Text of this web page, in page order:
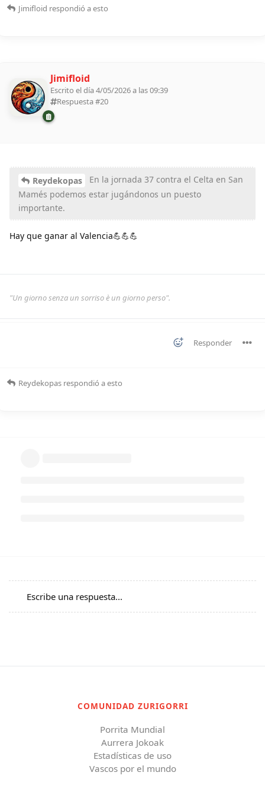
Jimifloid respondió a esto
Jimifloid
Escrito el día 4/05/2026 a las 09:39
Respuesta #20
Reydekopas
En la jornada 37 contra el Celta en San
Mamés podemos estar jugándonos un puesto
importante.
Hay que ganar al Valencia💪💪💪
"Un giorno senza un sorriso è un giorno perso".
Responder
Reydekopas respondió a esto
Escribe una respuesta...
COMUNIDAD ZURIGORRI
Porrita Mundial
Aurrera Jokoak
Estadísticas de uso
Vascos por el mundo